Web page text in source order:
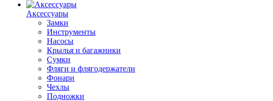
Аксессуары
Замки
Инструменты
Насосы
Крылья и багажники
Сумки
Фляги и флягодержатели
Фонари
Чехлы
Подножки